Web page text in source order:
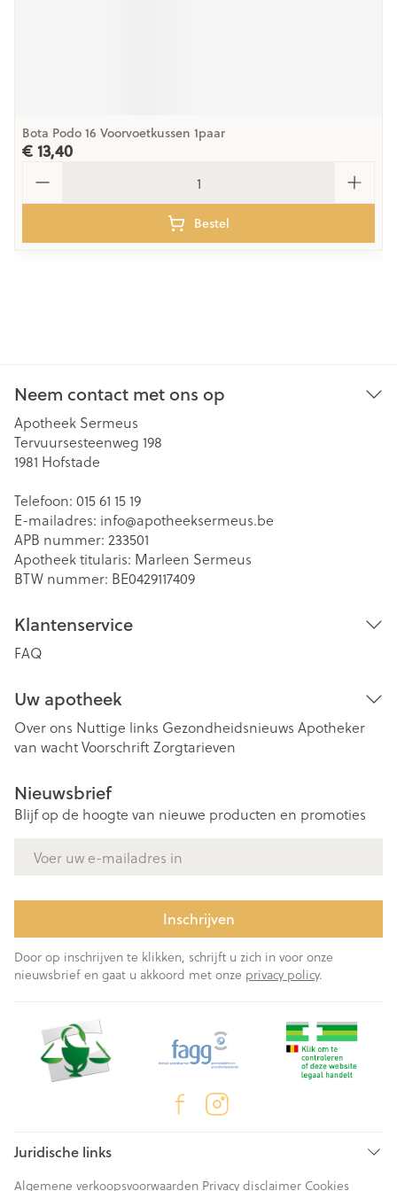
Bota Podo 16 Voorvoetkussen 1paar
€ 13,40
Bestel
Neem contact met ons op
Apotheek Sermeus
Tervuursesteenweg 198
1981 Hofstade
Telefoon: 015 61 15 19
E-mailadres: info@apotheeksermeus.be
APB nummer: 233501
Apotheek titularis: Marleen Sermeus
BTW nummer: BE0429117409
Klantenservice
FAQ
Uw apotheek
Over ons Nuttige links Gezondheidsnieuws Apotheker
van wachtVoorschriftZorgtarieven
Nieuwsbrief
Blijf op de hoogte van nieuwe producten en promoties
Inschrijven
Door op inschrijven te klikken, schrijft u zich in voor onze
nieuwsbrief en gaat u akkoord met onze privacy policy.
Juridische links
Algemene verkoopsvoorwaarden Privacy disclaimer Cookies